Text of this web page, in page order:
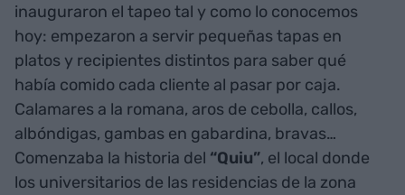
inauguraron el tapeo tal y como lo conocemos
hoy: empezaron a servir pequeñas tapas en
platos y recipientes distintos para saber qué
había comido cada cliente al pasar por caja.
Calamares a la romana, aros de cebolla, callos,
albóndigas, gambas en gabardina, bravas…
Comenzaba la historia del “Quiu”, el local donde
los universitarios de las residencias de la zona